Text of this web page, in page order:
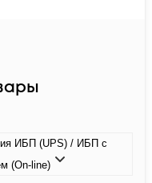
ИБП (UPS) / ИБП с
(On-line)